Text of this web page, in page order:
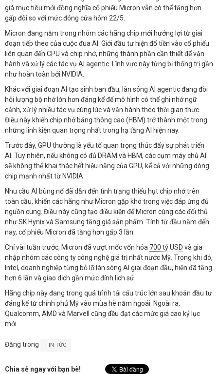
giá mục tiêu mới đồng nghĩa cổ phiếu Micron vẫn có thể tăng hơn
gấp đôi so với mức đóng cửa hôm 22/5.
Micron đang nằm trong nhóm các hãng chip mới hưởng lợi từ giai
đoạn tiếp theo của cuộc đua AI. Giới đầu tư hiện đổ tiền vào cổ phiếu
liên quan đến CPU và chip nhớ, những thành phần cần thiết để vận
hành và xử lý các tác vụ AI agentic. Lĩnh vực này từng bị thống trị gần
như hoàn toàn bởi NVIDIA.
Khác với giai đoạn AI tạo sinh ban đầu, làn sóng AI agentic đang đòi
hỏi lượng bộ nhớ lớn hơn đáng kể để mô hình có thể ghi nhớ ngữ
cảnh, xử lý nhiều tác vụ cùng lúc và vận hành theo thời gian thực.
Điều này khiến chip nhớ băng thông cao (HBM) trở thành một trong
những linh kiện quan trọng nhất trong hạ tầng AI hiện nay.
Trước đây, GPU thường là yếu tố quan trọng thúc đẩy sự phát triển
AI. Tuy nhiên, nếu không có đủ DRAM và HBM, các cụm máy chủ AI
sẽ không thể khai thác hết hiệu năng của GPU, kể cả với những dòng
chip mạnh nhất từ NVIDIA.
Nhu cầu AI bùng nổ đã dẫn đến tình trạng thiếu hụt chip nhớ trên
toàn cầu, khiến các hãng như Micron gặp khó trong việc đáp ứng đủ
nguồn cung. Điều này cũng tạo điều kiện để Micron cùng các đối thủ
như SK Hynix và Samsung tăng giá sản phẩm. Tính từ đầu năm đến
nay, cổ phiếu Micron đã tăng hơn gấp 3 lần.
Chỉ vài tuần trước, Micron đã vượt mốc vốn hóa 700 tỷ USD và gia
nhập nhóm các công ty công nghệ giá trị nhất nước Mỹ. Trong khi đó,
Intel, doanh nghiệp từng bỏ lỡ làn sóng AI giai đoạn đầu, hiện đã tăng
hơn 6 lần và giao dịch gần mức đỉnh lịch sử.
Hãng chip này đang trong quá trình tái cấu trúc lớn sau khoản đầu tư
đáng kể từ chính phủ Mỹ vào mùa hè năm ngoái. Ngoài ra,
Qualcomm, AMD và Marvell cũng đều đạt các mức giá cao kỷ lục
mới.
Đăng trong TIN TỨC
Chia sẻ ngay với bạn bè!